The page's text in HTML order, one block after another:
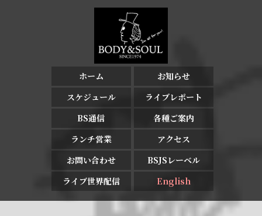
ホーム
お知らせ
スケジュール
ライブレポート
BS通信
各種ご案内
ランチ営業
アクセス
お問い合わせ
BSJSレーベル
ライブ世界配信
English